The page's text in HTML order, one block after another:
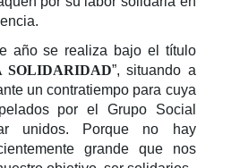
año se realiza bajo el título
SOLIDARIDAD”, situando a
un contratiempo para cuya
por el Grupo Social
unidos. Porque no hay
grande que nos